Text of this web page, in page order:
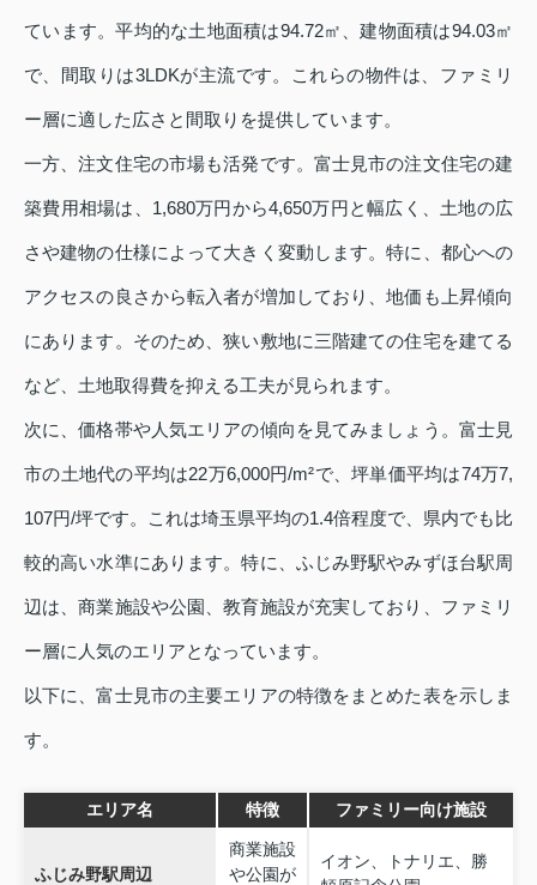
ています。平均的な土地面積は94.72㎡、建物面積は94.03㎡
で、間取りは3LDKが主流です。これらの物件は、ファミリ
ー層に適した広さと間取りを提供しています。
一方、注文住宅の市場も活発です。富士見市の注文住宅の建
築費用相場は、1,680万円から4,650万円と幅広く、土地の広
さや建物の仕様によって大きく変動します。特に、都心への
アクセスの良さから転入者が増加しており、地価も上昇傾向
にあります。そのため、狭い敷地に三階建ての住宅を建てる
など、土地取得費を抑える工夫が見られます。
次に、価格帯や人気エリアの傾向を見てみましょう。富士見
市の土地代の平均は22万6,000円/m²で、坪単価平均は74万7,
107円/坪です。これは埼玉県平均の1.4倍程度で、県内でも比
較的高い水準にあります。特に、ふじみ野駅やみずほ台駅周
辺は、商業施設や公園、教育施設が充実しており、ファミリ
ー層に人気のエリアとなっています。
以下に、富士見市の主要エリアの特徴をまとめた表を示しま
す。
エリア名 特徴 ファミリー向け施設
ふじみ野駅周辺
商業施設
や公園が
イオン、トナリエ、勝